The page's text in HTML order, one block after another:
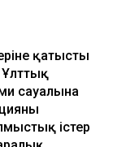
қатысты
Ұлттық
сауалына
істер